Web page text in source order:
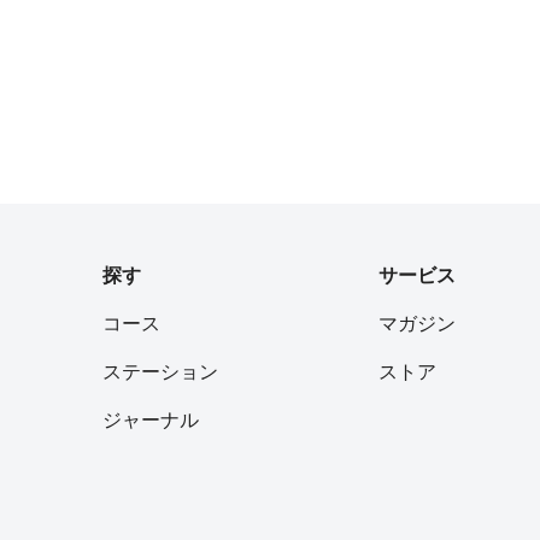
探す
コース
ステーション
ジャーナル
サービス
マガジン
ストア